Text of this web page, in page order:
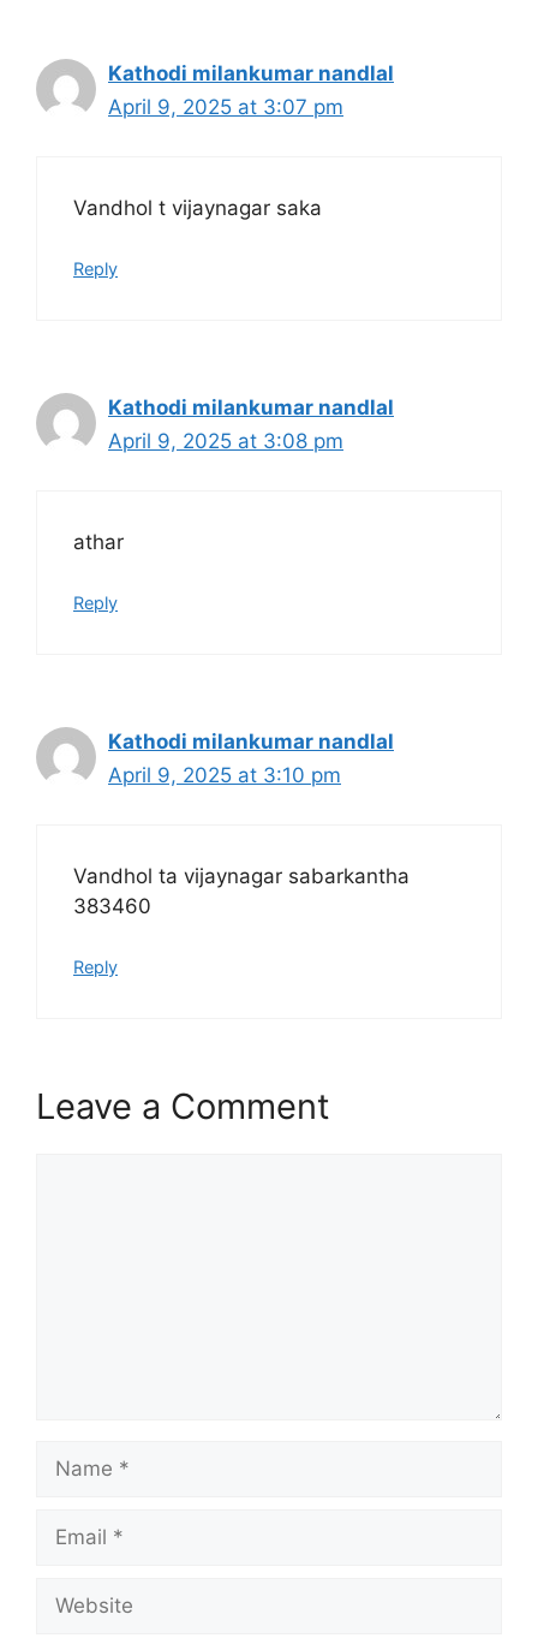
Kathodi milankumar nandlal
April 9, 2025 at 3:07 pm
Vandhol t vijaynagar saka
Reply
Kathodi milankumar nandlal
April 9, 2025 at 3:08 pm
athar
Reply
Kathodi milankumar nandlal
April 9, 2025 at 3:10 pm
Vandhol ta vijaynagar sabarkantha
383460
Reply
Leave a Comment